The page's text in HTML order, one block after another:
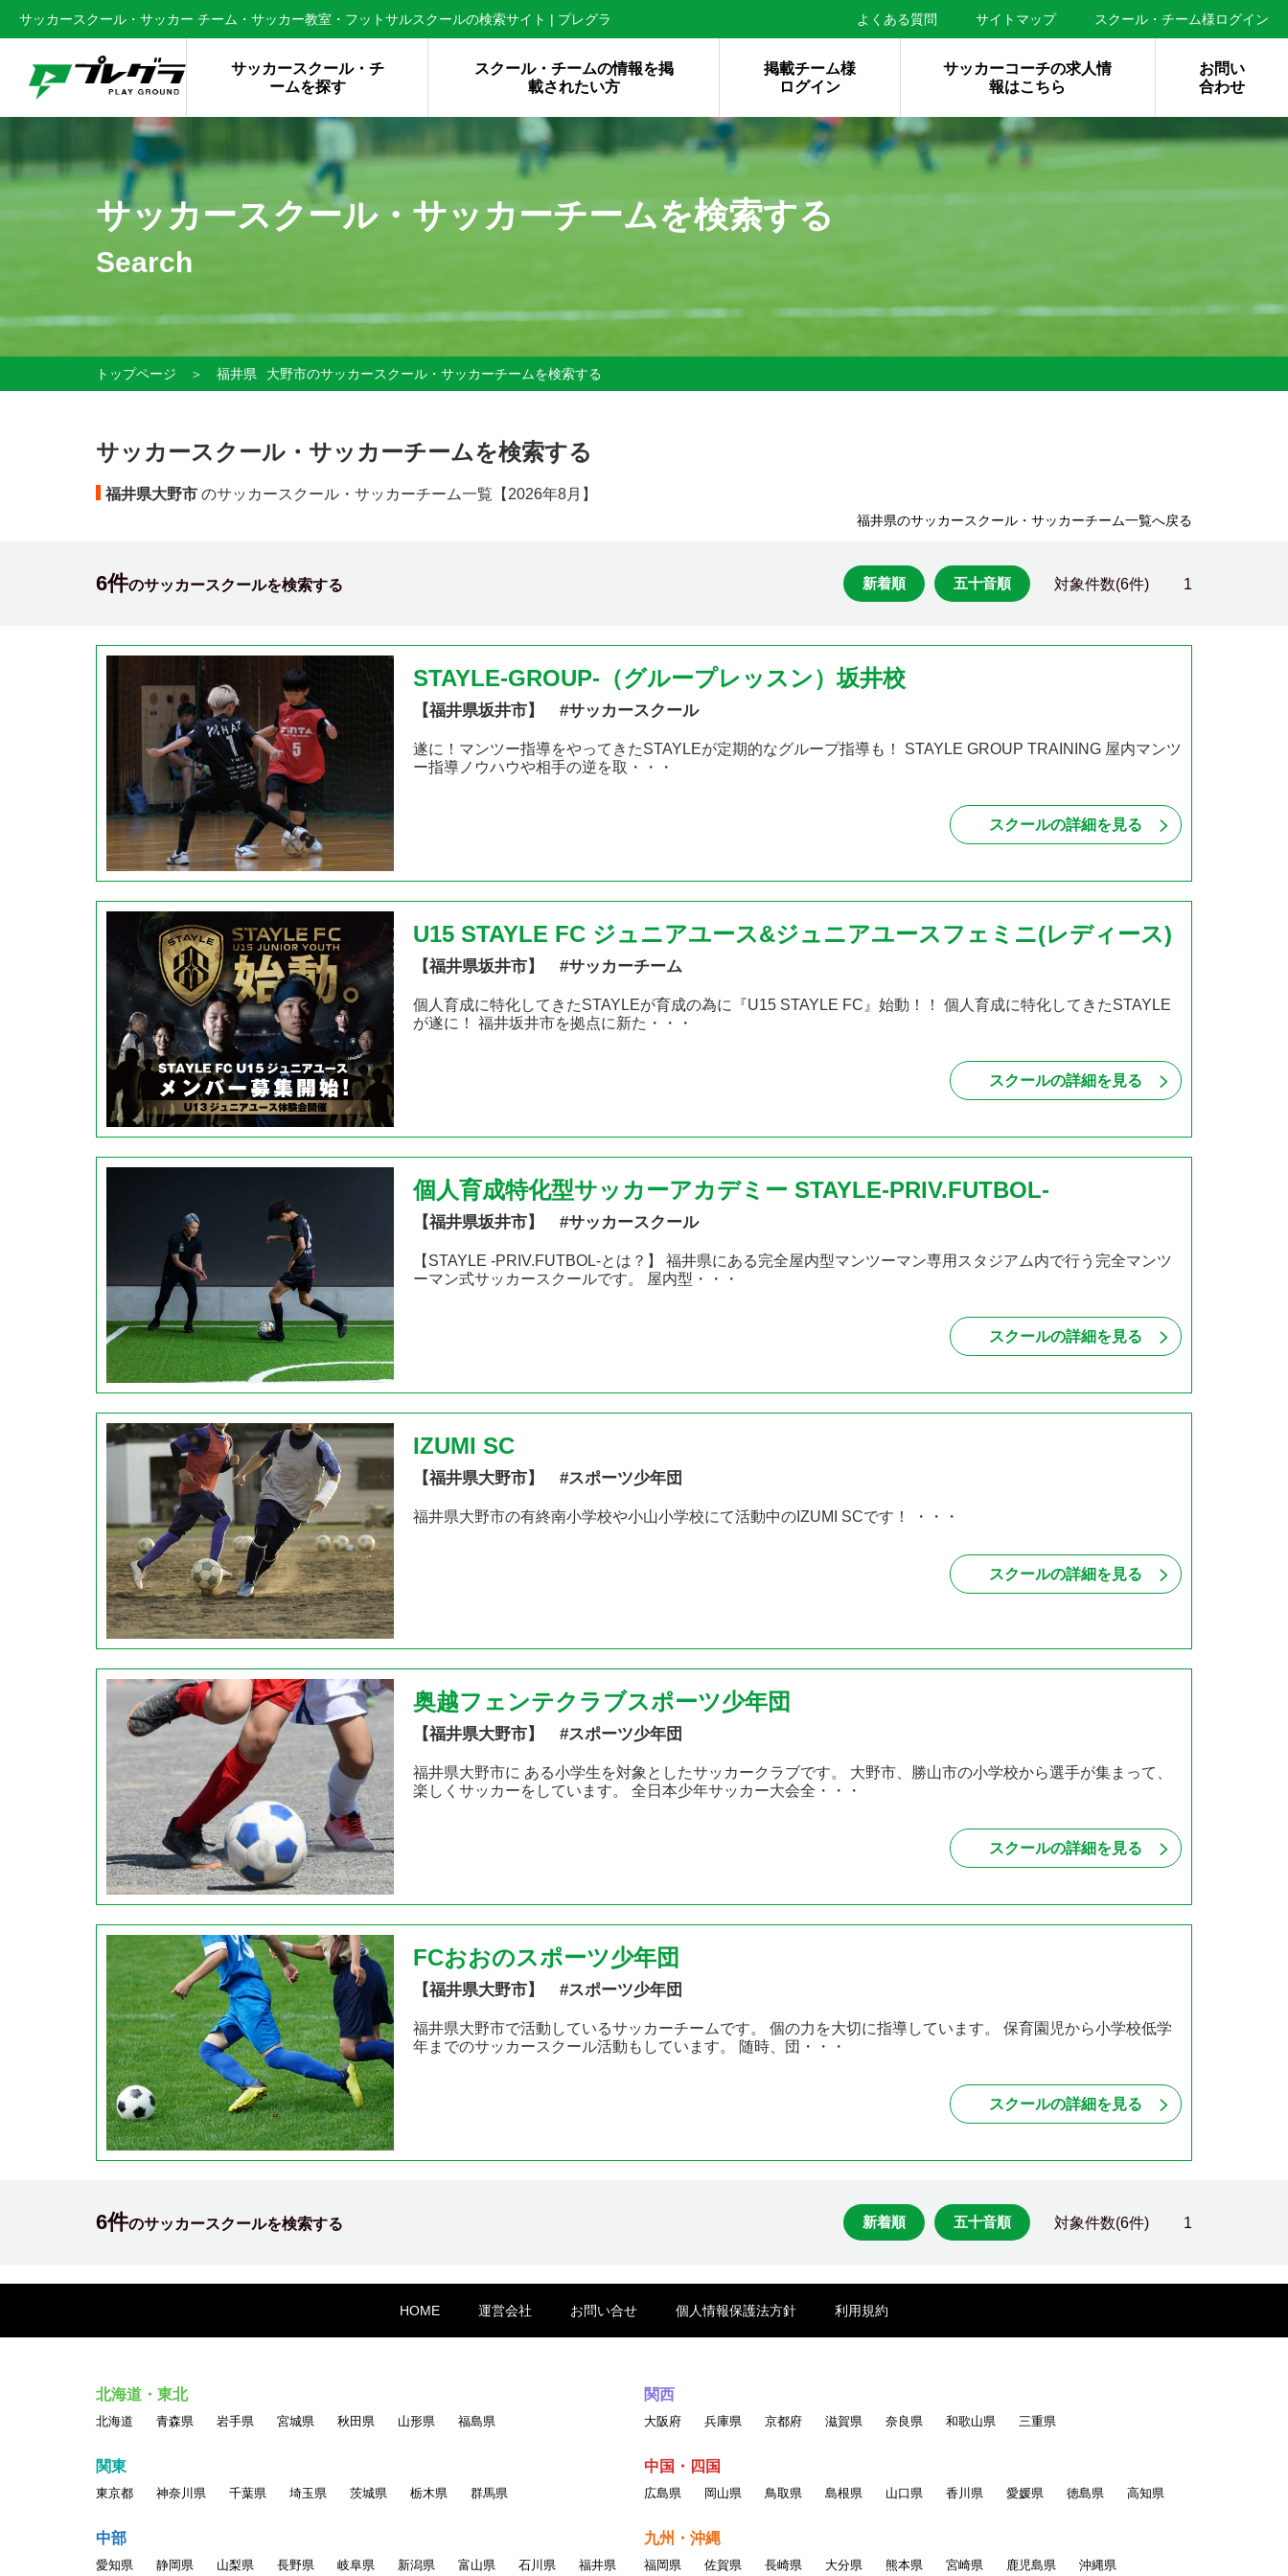
サッカースクール・サッカー チーム・サッカー教室・フットサルスクールの検索サイト | プレグラ よくある質問 サイトマップ スクール・チーム様ログイン
サッカースクール・チ
ームを探す
スクール・チームの情報を掲
載されたい方
掲載チーム様
ログイン
サッカーコーチの求人情
報はこちら
お問い
合わせ
サッカースクール・サッカーチームを検索する
Search
トップページ ＞ 福井県 大野市のサッカースクール・サッカーチームを検索する
サッカースクール・サッカーチームを検索する
福井県大野市 のサッカースクール・サッカーチーム一覧【 2026年8月】
福井県のサッカースクール・サッカーチーム一覧へ戻る
6件のサッカースクールを検索する 新着順 五十音順 対象件数(6件) 1
STAYLE-GROUP-（グループレッスン）坂井校
【福井県坂井市】 #サッカースクール
遂に！マンツー指導をやってきたSTAYLEが定期的なグループ指導も！ STAYLE GROUP TRAINING 屋内マンツ
ー指導ノウハウや相手の逆を取・・・
スクールの詳細を見る
U15 STAYLE FC ジュニアユース&ジュニアユースフェミニ(レディース)
【福井県坂井市】 #サッカーチーム
個人育成に特化してきたSTAYLEが育成の為に『U15 STAYLE FC』始動！！ 個人育成に特化してきたSTAYLE
が遂に！ 福井坂井市を拠点に新た・・・
スクールの詳細を見る
個人育成特化型サッカーアカデミー STAYLE-PRIV.FUTBOL-
【福井県坂井市】 #サッカースクール
【STAYLE -PRIV.FUTBOL-とは？】 福井県にある完全屋内型マンツーマン専用スタジアム内で行う完全マンツ
ーマン式サッカースクールです。 屋内型・・・
スクールの詳細を見る
IZUMI SC
【福井県大野市】 #スポーツ少年団
福井県大野市の有終南小学校や小山小学校にて活動中のIZUMI SCです！ ・・・
スクールの詳細を見る
奥越フェンテクラブスポーツ少年団
【福井県大野市】 #スポーツ少年団
福井県大野市に ある小学生を対象としたサッカークラブです。 大野市、勝山市の小学校から選手が集まって、
楽しくサッカーをしています。 全日本少年サッカー大会全・・・
スクールの詳細を見る
FCおおのスポーツ少年団
【福井県大野市】 #スポーツ少年団
福井県大野市で活動しているサッカーチームです。 個の力を大切に指導しています。 保育園児から小学校低学
年までのサッカースクール活動もしています。 随時、団・・・
スクールの詳細を見る
6件のサッカースクールを検索する 新着順 五十音順 対象件数(6件) 1
HOME 運営会社 お問い合せ 個人情報保護法方針 利用規約
北海道・東北
北海道 青森県 岩手県 宮城県 秋田県 山形県 福島県
関東
東京都 神奈川県 千葉県 埼玉県 茨城県 栃木県 群馬県
中部
愛知県 静岡県 山梨県 長野県 岐阜県 新潟県 富山県 石川県 福井県
関西
大阪府 兵庫県 京都府 滋賀県 奈良県 和歌山県 三重県
中国・四国
広島県 岡山県 鳥取県 島根県 山口県 香川県 愛媛県 徳島県 高知県
九州・沖縄
福岡県 佐賀県 長崎県 大分県 熊本県 宮崎県 鹿児島県 沖縄県